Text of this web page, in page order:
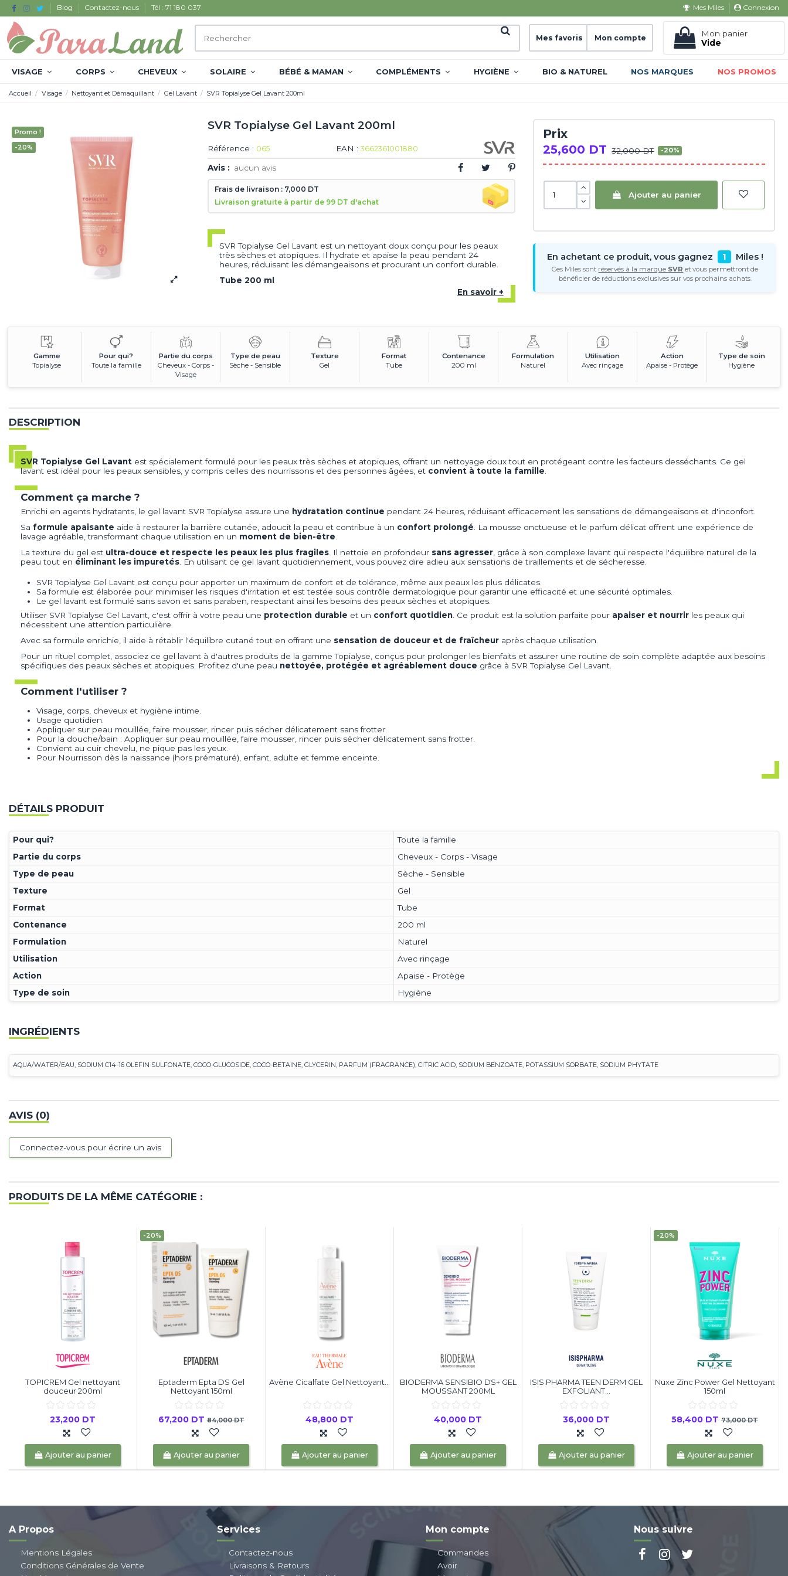
Blog Contactez-nous Tél : 71 180 037 Mes Miles Connexion
Mes favoris Mon compte
Mon panier
Vide
VISAGE CORPS CHEVEUX SOLAIRE BÉBÉ & MAMAN COMPLÉMENTS HYGIÈNE BIO & NATUREL NOS MARQUES NOS PROMOS
Accueil Visage Nettoyant et Démaquillant Gel Lavant SVR Topialyse Gel Lavant 200ml
Promo !
-20%
SVR Topialyse Gel Lavant 200ml
Référence : 065 EAN : 3662361001880
Avis : aucun avis
Frais de livraison : 7,000 DT
Livraison gratuite à partir de 99 DT d'achat
SVR Topialyse Gel Lavant est un nettoyant doux conçu pour les peaux
très sèches et atopiques. Il hydrate et apaise la peau pendant 24
heures, réduisant les démangeaisons et procurant un confort durable.
Tube 200 ml
En savoir +
Prix
25,600 DT 32,000 DT -20%
Ajouter au panier
En achetant ce produit, vous gagnez 1 Miles !
Ces Miles sont réservés à la marque SVR et vous permettront de
bénéficier de réductions exclusives sur vos prochains achats.
Gamme
Topialyse
Pour qui?
Toute la famille
Partie du corps
Cheveux - Corps -
Visage
Type de peau
Sèche - Sensible
Texture
Gel
Format
Tube
Contenance
200 ml
Formulation
Naturel
Utilisation
Avec rinçage
Action
Apaise - Protège
Type de soin
Hygiène
DESCRIPTION
SVR Topialyse Gel Lavant est spécialement formulé pour les peaux très sèches et atopiques, offrant un nettoyage doux tout en protégeant contre les facteurs desséchants. Ce gel
lavant est idéal pour les peaux sensibles, y compris celles des nourrissons et des personnes âgées, et convient à toute la famille
Comment ça marche ?
Enrichi en agents hydratants, le gel lavant SVR Topialyse assure une hydratation continue pendant 24 heures, réduisant efficacement les sensations de démangeaisons et d'inconfort.
Sa formule apaisante aide à restaurer la barrière cutanée, adoucit la peau et contribue à un confort prolongé . La mousse onctueuse et le parfum délicat offrent une expérience de
lavage agréable, transformant chaque utilisation en un moment de bien-être
La texture du gel est ultra-douce et respecte les peaux les plus fragiles . Il nettoie en profondeur sans agresser , grâce à son complexe lavant qui respecte l'équilibre naturel de la
peau tout en éliminant les impuretés . En utilisant ce gel lavant quotidiennement, vous pouvez dire adieu aux sensations de tiraillements et de sécheresse.
SVR Topialyse Gel Lavant est conçu pour apporter un maximum de confort et de tolérance, même aux peaux les plus délicates.
Sa formule est élaborée pour minimiser les risques d'irritation et est testée sous contrôle dermatologique pour garantir une efficacité et une sécurité optimales.
Le gel lavant est formulé sans savon et sans paraben, respectant ainsi les besoins des peaux sèches et atopiques.
Utiliser SVR Topialyse Gel Lavant, c'est offrir à votre peau une protection durable et un confort quotidien . Ce produit est la solution parfaite pour apaiser et nourrir les peaux qui
nécessitent une attention particulière.
Avec sa formule enrichie, il aide à rétablir l'équilibre cutané tout en offrant une sensation de douceur et de fraîcheur après chaque utilisation.
Pour un rituel complet, associez ce gel lavant à d'autres produits de la gamme Topialyse, conçus pour prolonger les bienfaits et assurer une routine de soin complète adaptée aux besoins
spécifiques des peaux sèches et atopiques. Profitez d'une peau nettoyée, protégée et agréablement douce grâce à SVR Topialyse Gel Lavant.
Comment l'utiliser ?
Visage, corps, cheveux et hygiène intime.
Usage quotidien.
Appliquer sur peau mouillée, faire mousser, rincer puis sécher délicatement sans frotter.
Pour la douche/bain : Appliquer sur peau mouillée, faire mousser, rincer puis sécher délicatement sans frotter.
Convient au cuir chevelu, ne pique pas les yeux.
Pour Nourrisson dès la naissance (hors prématuré), enfant, adulte et femme enceinte.
DÉTAILS PRODUIT
Pour qui?
Toute la famille
Partie du corps
Cheveux - Corps - Visage
Type de peau
Sèche - Sensible
Texture
Gel
Format
Tube
Contenance
200 ml
Formulation
Naturel
Utilisation
Avec rinçage
Action
Apaise - Protège
Type de soin
Hygiène
INGRÉDIENTS
AQUA/WATER/EAU, SODIUM C14-16 OLEFIN SULFONATE, COCO-GLUCOSIDE, COCO-BETAINE, GLYCERIN, PARFUM (FRAGRANCE), CITRIC ACID, SODIUM BENZOATE, POTASSIUM SORBATE, SODIUM PHYTATE
AVIS (0)
Connectez-vous pour écrire un avis
PRODUITS DE LA MÊME CATÉGORIE :
TOPICREM Gel nettoyant
douceur 200ml
23,200 DT
Ajouter au panier
-20%
Eptaderm Epta DS Gel
Nettoyant 150ml
67,200 DT84,000 DT
Ajouter au panier
Avène Cicalfate Gel Nettoyant...
48,800 DT
Ajouter au panier
BIODERMA SENSIBIO DS+ GEL
MOUSSANT 200ML
40,000 DT
Ajouter au panier
ISIS PHARMA TEEN DERM GEL
EXFOLIANT...
36,000 DT
Ajouter au panier
-20%
Nuxe Zinc Power Gel Nettoyant
150ml
58,400 DT 73,000 DT
Ajouter au panier
A Propos
Mentions Légales
Conditions Générales de Vente
Services
Contactez-nous
Livraisons & Retours
Mon compte
Commandes
Avoir
Nous suivre